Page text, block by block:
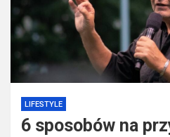
LIFESTYLE
6 sposobów na